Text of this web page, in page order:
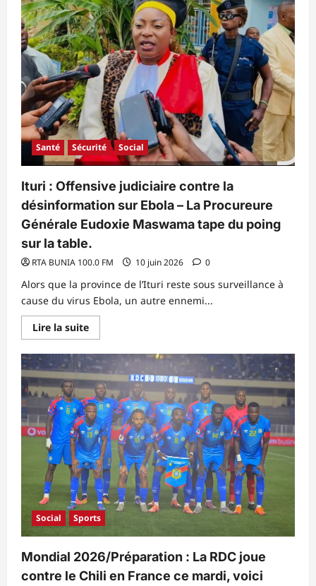
retirés
des
rangs
des
groupes
armés
à
Walikale.
Santé Sécurité Social
Ituri : Offensive judiciaire contre la
désinformation sur Ebola – La Procureure
Générale Eudoxie Maswama tape du poing
sur la table.
RTA BUNIA 100.0 FM 10 juin 2026 0
Alors que la province de l’Ituri reste sous surveillance à
cause du virus Ebola, un autre ennemi...
Lire la suiteEn
savoir
sur
Ituri
:
Offensive
judiciaire
contre
la
désinformation
sur
Ebola
–
La
Procureure
Générale
Eudoxie
Maswama
tape
du
poing
la
table.
Social Sports
Mondial 2026/Préparation : La RDC joue
contre le Chili en France ce mardi, voici